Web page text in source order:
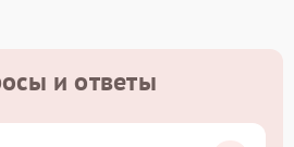
и ответы